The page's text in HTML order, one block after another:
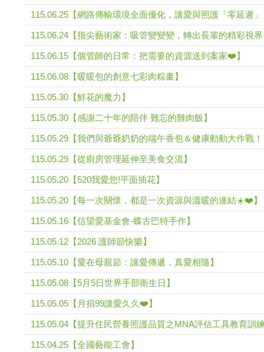
115.06.25【網路傳輸環境全面優化，讓愛與照護「零延遲
115.06.24【指尖藝術家：吸管變變變，轉出長輩的精彩視
115.06.15【個管師的日常：把需要的資源送到案家❤️】
115.06.08【暖暖包的創意七彩肉粽畫】
115.05.30【鮮花的魔力】
115.05.30【感謝二十年的陪伴 難忘的雞肉飯】
115.05.29【我們與爺爺奶奶的端午香包＆健康動動大作戰
115.05.29【從廚房管理延伸至美食交流】
115.05.20【520我愛您!平面插花】
115.05.20【每一次關懷，都是一次資源與溫暖的連結☀️❤️】
115.05.16【信望愛基金會-蝶古巴特手作】
115.05.12【2026 護師節快樂】
115.05.10【愛在母親節：讓愛傳遞，真愛相隨】
115.05.08【5月5日世界手部衛生日】
115.05.05【月捐99讓愛久久❤️】
115.05.04【提升住民營養照護品質之MNA評估工具教育訓
115.04.25【全國藝能工會】